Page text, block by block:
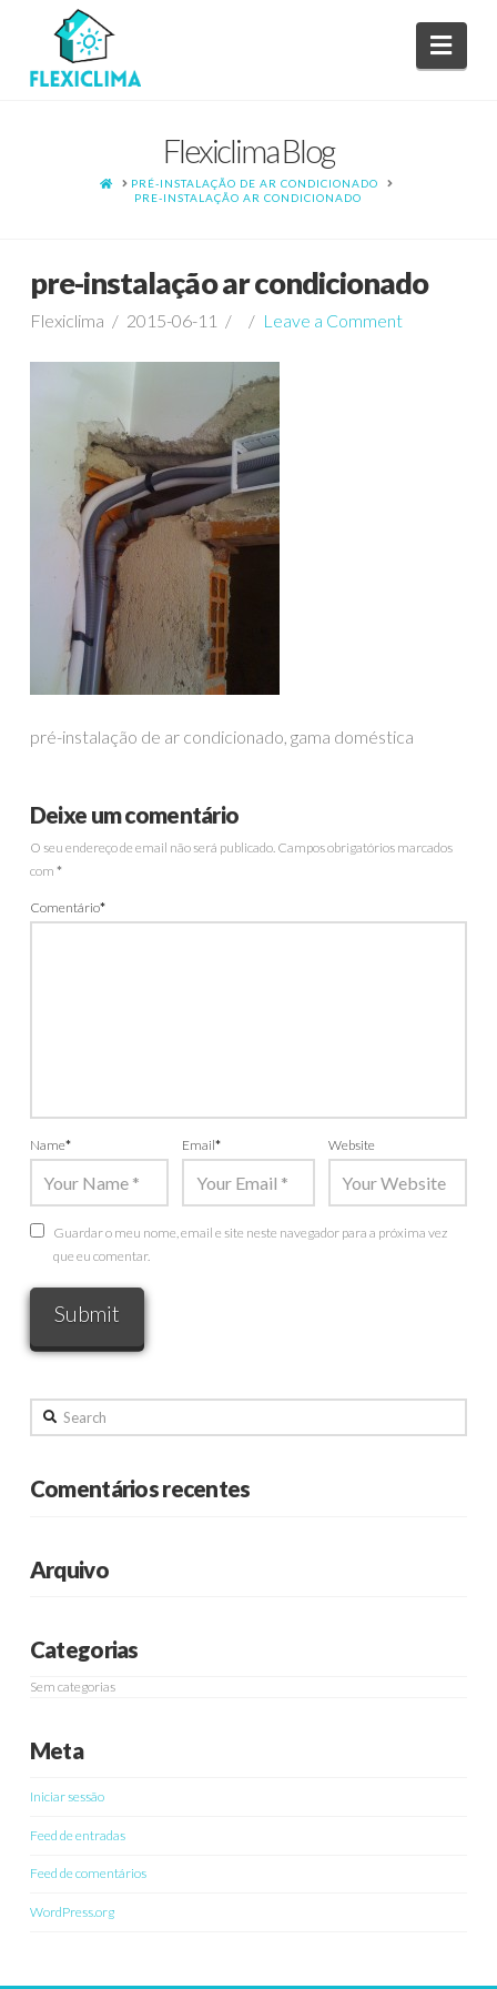
Flexiclima Blog
HOMEPRÉ-INSTALAÇÃO DE AR CONDICIONADO
PRE-INSTALAÇÃO AR CONDICIONADO
pre-instalação ar condicionado
Flexiclima 2015-06-11 Leave a Comment
pré-instalação de ar condicionado, gama doméstica
Deixe um comentário
O seu endereço de email não será publicado. Campos obrigatórios marcados
com *
Comentário*
Name* Email* Website
Guardar o meu nome, email e site neste navegador para a próxima vez
que eu comentar.
Search
Comentários recentes
Arquivo
Categorias
Sem categorias
Meta
Iniciar sessão
Feed de entradas
Feed de comentários
WordPress.org